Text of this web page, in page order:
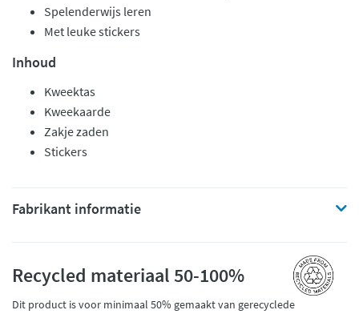
Spelenderwijs leren
Met leuke stickers
Inhoud
Kweektas
Kweekaarde
Zakje zaden
Stickers
Fabrikant informatie
Recycled materiaal 50-100%
Dit product is voor minimaal 50% gemaakt van gerecyclede